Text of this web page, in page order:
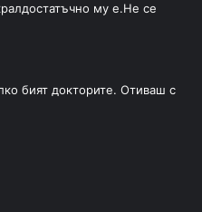
му е.Не се
бият докторите. Отиваш с